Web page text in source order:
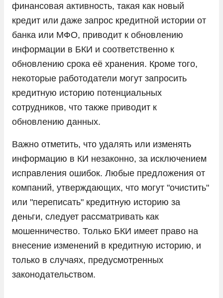
финансовая активность, такая как новый
кредит или даже запрос кредитной истории от
банка или МФО, приводит к обновлению
информации в БКИ и соответственно к
обновлению срока её хранения. Кроме того,
некоторые работодатели могут запросить
кредитную историю потенциальных
сотрудников, что также приводит к
обновлению данных.
Важно отметить, что удалять или изменять
информацию в КИ незаконно, за исключением
исправления ошибок. Любые предложения от
компаний, утверждающих, что могут "очистить"
или "переписать" кредитную историю за
деньги, следует рассматривать как
мошенничество. Только БКИ имеет право на
внесение изменений в кредитную историю, и
только в случаях, предусмотренных
законодательством.